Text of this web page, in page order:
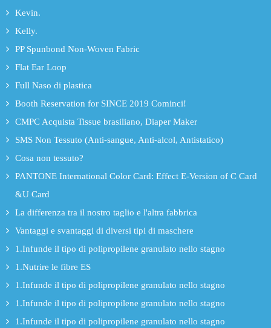
Kevin.
Kelly.
PP Spunbond Non-Woven Fabric
Flat Ear Loop
Full Naso di plastica
Booth Reservation for SINCE 2019 Cominci!
CMPC Acquista Tissue brasiliano, Diaper Maker
SMS Non Tessuto (Anti-sangue, Anti-alcol, Antistatico)
Cosa non tessuto?
PANTONE International Color Card: Effect E-Version of C Card
&U Card
La differenza tra il nostro taglio e l'altra fabbrica
Vantaggi e svantaggi di diversi tipi di maschere
1.Infunde il tipo di polipropilene granulato nello stagno
1.Nutrire le fibre ES
1.Infunde il tipo di polipropilene granulato nello stagno
1.Infunde il tipo di polipropilene granulato nello stagno
1.Infunde il tipo di polipropilene granulato nello stagno